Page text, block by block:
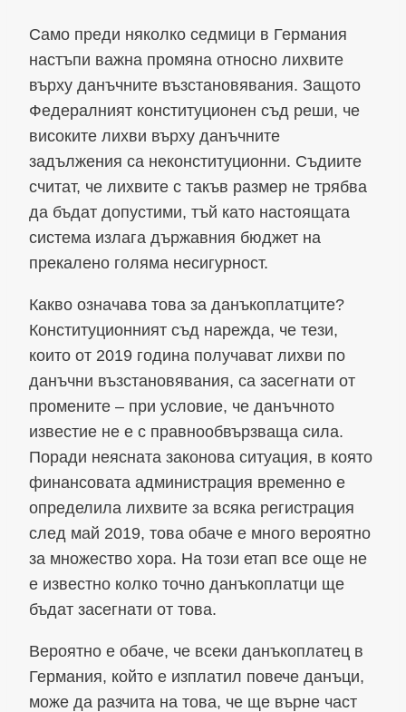
Само преди няколко седмици в Германия
настъпи важна промяна относно лихвите
върху данъчните възстановявания. Защото
Федералният конституционен съд реши, че
високите лихви върху данъчните
задължения са неконституционни. Съдиите
считат, че лихвите с такъв размер не трябва
да бъдат допустими, тъй като настоящата
система излага държавния бюджет на
прекалено голяма несигурност.
Какво означава това за данъкоплатците?
Конституционният съд нарежда, че тези,
които от 2019 година получават лихви по
данъчни възстановявания, са засегнати от
промените – при условие, че данъчното
известие не е с правнообвързваща сила.
Поради неясната законова ситуация, в която
финансовата администрация временно е
определила лихвите за всяка регистрация
след май 2019, това обаче е много вероятно
за множество хора. На този етап все още не
е известно колко точно данъкоплатци ще
бъдат засегнати от това.
Вероятно е обаче, че всеки данъкоплатец в
Германия, който е изплатил повече данъци,
може да разчита на това, че ще върне част